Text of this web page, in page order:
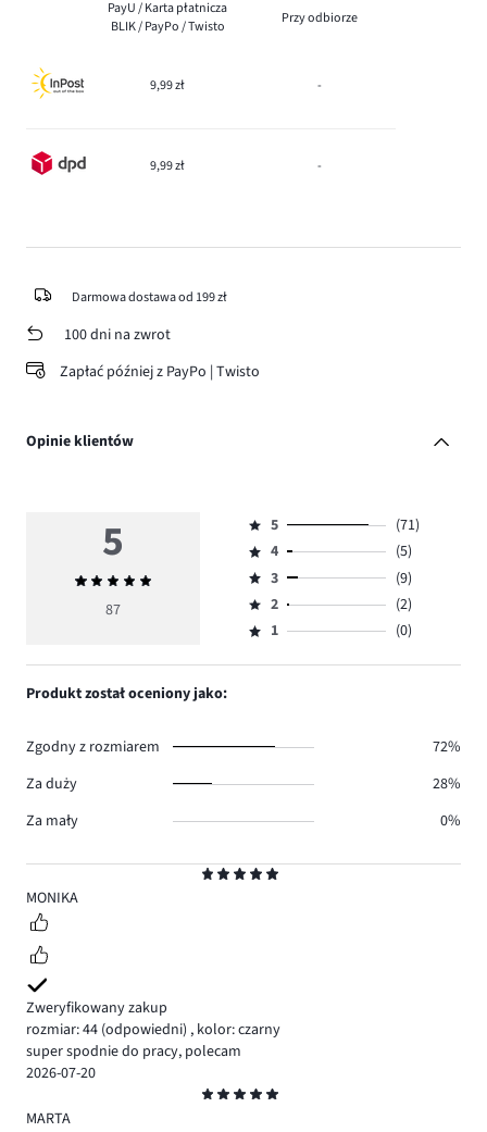
PayU / Karta płatnicza
BLIK / PayPo / Twisto
Przy odbiorze
9,99 zł -
9,99 zł -
Darmowa dostawa od 199 zł
100 dni na zwrot
Zapłać później z PayPo | Twisto
Opinie klientów
5
MONIKA
Zweryfikowany zakup
rozmiar: 44 (odpowiedni) , kolor: czarny
super spodnie do pracy, polecam
2026-07-20
5
MARTA
5
Średnia
ocena
87
Ocena
5,
ilość
głosów
71.
5
(71)
Ocena
4,
ilość
głosów
4
(5)
Ocena
3,
ilość
3
(9)
Ocena
2,
2
(2)
Ocena
1,
1 (0)
Produkt został oceniony jako:
Zgodny z rozmiarem
72%
Za duży
28%
Za mały
0%